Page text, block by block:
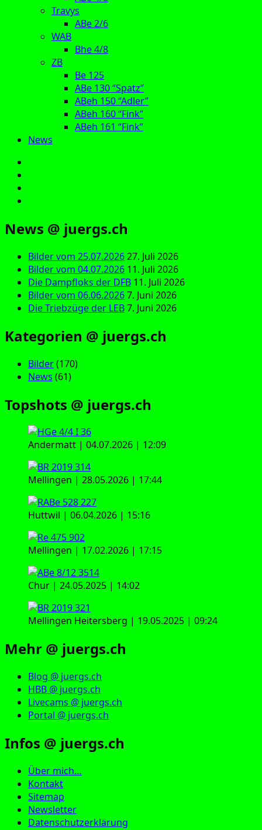
Travys
ABe 2/6
WAB
Bhe 4/8
ZB
Be 125
ABe 130 “Spatz”
ABeh 150 “Adler”
ABeh 160 “Fink”
ABeh 161 “Fink”
News
News @ juergs.ch
Bilder vom 25.07.202627. Juli 2026
Bilder vom 04.07.2026 11. Juli 2026
Die Dampfloks der DFB 11. Juli 2026
Bilder vom 06.06.20267. Juni 2026
Die Triebzüge der LEB7. Juni 2026
Kategorien @ juergs.ch
Bilder(170)
News (61)
Topshots @ juergs.ch
Andermatt | 04.07.2026 | 12:09
Mellingen | 28.05.2026 | 17:44
Huttwil | 06.04.2026 | 15:16
Mellingen | 17.02.2026 | 17:15
Chur | 24.05.2025 | 14:02
Mellingen Heitersberg | 19.05.2025 | 09:24
Mehr @ juergs.ch
Blog @ juergs.ch
HBB @ juergs.ch
Livecams @ juergs.ch
Portal @ juergs.ch
Infos @ juergs.ch
Über mich…
Kontakt
Sitemap
Newsletter
Datenschutzerklärung